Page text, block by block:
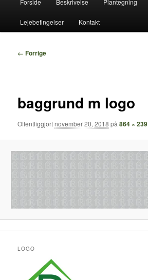
Forside Beskrivelse Plantegning
Lejebetingelser Kontakt
Billednavigation
← Forrige
baggrund m logo
Offentliggjortnovember 20, 2018 på864 × 239
LOGO